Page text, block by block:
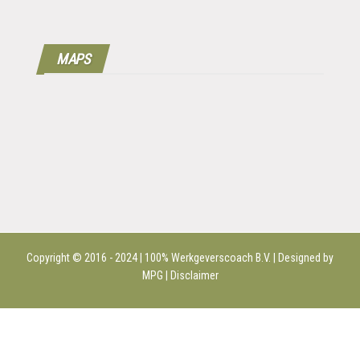
MAPS
Copyright © 2016 - 2024 | 100% Werkgeverscoach B.V. | Designed by
MPG |
Disclaimer